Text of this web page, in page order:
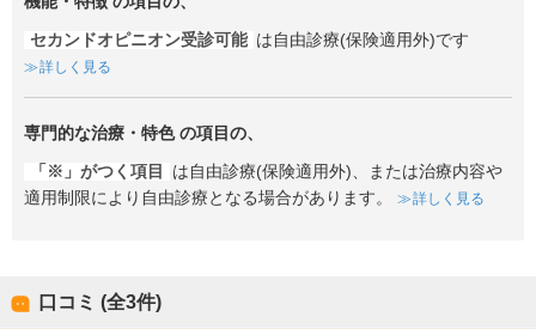
セカンドオピニオン受診可能 は自由診療(保険適用外)です
詳しく見る
専門的な治療・特色の項目の、
「※」がつく項目
は自由診療(保険適用外)、または治療内容や
適用制限により自由診療となる場合があります。
詳しく見る
口コミ (全3件)